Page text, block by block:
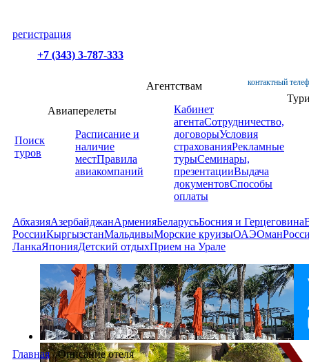
регистрация
+7 (343) 3-787-333
контактный
Поиск
туров
Авиаперелеты
Расписание и
наличие
местПравила
авиакомпаний
Агентствам
Кабинет
агентаСотрудничество,
договорыУсловия
страхованияРекламные
турыСеминары,
презентацииВыдача
документовСпособы
оплаты
АбхазияАзербайджанАрменияБеларусьБосния и Герцеговина
РоссииКыргызстанМальдивыМорские круизыОАЭОман
ЛанкаЯпонияДетский отдыхПрием на Урале
Главная /Описание отеля